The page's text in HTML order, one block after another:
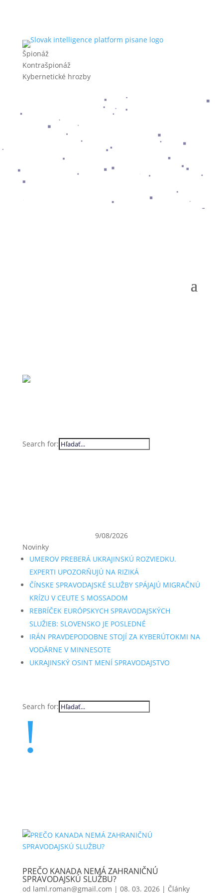
Špionáž
Kontrašpionáž
Kybernetické hrozby
Search for:
9/08/2026
Novinky
UMEROV PREBERÁ UKRAJINSKÚ ROZVIEDKU.
EXPERTI UPOZORŇUJÚ NA RIZIKÁ
ČÍNSKE SPRAVODAJSKÉ SLUŽBY SPÁJAJÚ MIGRAČNÚ
KRÍZU V CEUTE S MOSSADOM
REBRÍČEK EURÓPSKYCH SPRAVODAJSKÝCH
SLUŽIEB: SLOVENSKO JE POSLEDNÉ
IRÁN PRAVDEPODOBNE STOJÍ ZA KYBERÚTOKMI NA
VODÁRNE V MINNESOTE
UKRAJINSKÝ OSINT MENÍ SPRAVODAJSTVO
Search for:
!
PREČO KANADA NEMÁ ZAHRANIČNÚ
SPRAVODAJSKÚ SLUŽBU?
od laml.roman@gmail.com | 08. 03. 2026| Články